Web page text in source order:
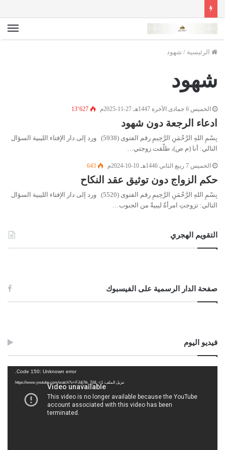
الرئيسية / شهود
شهود
الخميس 6 جمادى الآخرة 1447هـ 27-11-2025م 13٬627
ادعاء الرجعة دون شهود
بِسْمِ اللهِ الرَّحْمَنِ الرَّحِيمِ رقم الفتوى (5938) ورد إلى دار الإفتاء الليبية السؤال
التالي: أنا (م ص)، طلّقت زوجتي…
الخميس 7 ربيع الثاني 1446هـ 10-10-2024م 643
حكم الزواج دون توثيق عقد النكاح
بِسْمِ اللهِ الرَّحْمَنِ الرَّحِيمِ رقم الفتوى (5520) ورد إلى دار الإفتاء الليبية السؤال
التالي: تزوجتِ امرأةٌ ليبيةٌ من الجنوب…
التقويم الهجري
صفحة الدار الرسمية على الفيسبوك
فيديو اليوم
Code 150: Unknown error.
تنزيل الملف: https://www.youtube.com/watch?v=FJdj7tk_7jI&_=1